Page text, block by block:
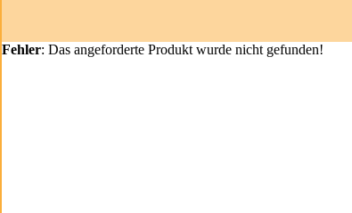
Fehler: Das angeforderte Produkt wurde nicht gefunden!